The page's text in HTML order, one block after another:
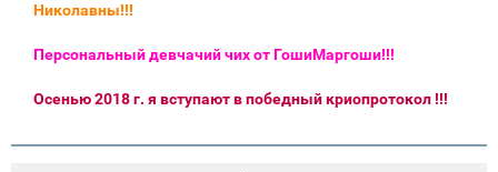
Николавны!!!
Персональный девчачий чих от ГошиМаргоши!!!
Осенью 2018 г. я вступают в победный криопротокол !!!